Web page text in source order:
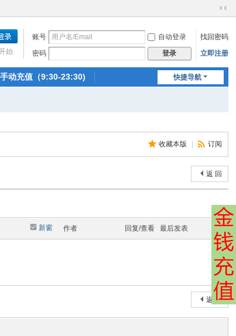
切
到
窄
账号 自动登录
找回密码
密码
登录 立即注册
始
快捷导航
动充值（9:30-23:30)
收藏本版 订阅
返 回
新窗 作者 回复/查看 最后发表
返 回